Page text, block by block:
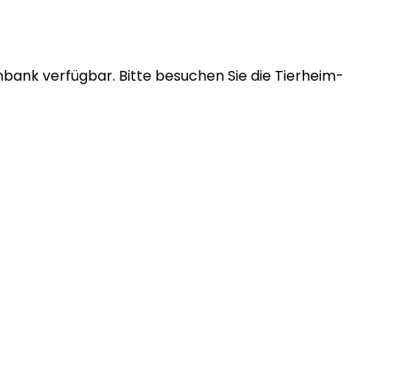
verfügbar. Bitte besuchen Sie die Tierheim-